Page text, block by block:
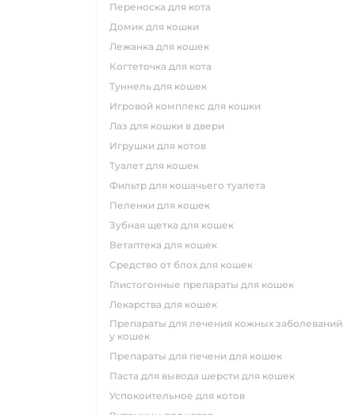
переноска для кота
домик для кошки
лежанка для кошек
когтеточка для кота
туннель для кошек
игровой комплекс для кошки
лаз для кошки в двери
игрушки для котов
туалет для кошек
фильтр для кошачьего туалета
пеленки для кошек
зубная щетка для кошек
ветаптека для кошек
средство от блох для кошек
глистогонные препараты для кошек
лекарства для кошек
препараты для лечения кожных заболеваний
у кошек
препараты для печени для кошек
паста для вывода шерсти для кошек
успокоительное для котов